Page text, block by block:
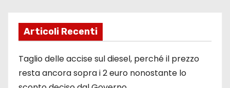
Articoli Recenti
Taglio delle accise sul diesel, perché il prezzo
resta ancora sopra i 2 euro nonostante lo